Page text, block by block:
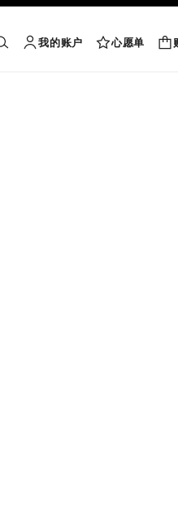
搜索 账户
我的账户
心愿单
心愿单 购